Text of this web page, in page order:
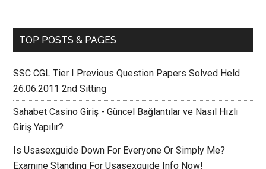
TOP POSTS & PAGES
SSC CGL Tier I Previous Question Papers Solved Held
26.06.2011 2nd Sitting
Sahabet Casino Giriş - Güncel Bağlantılar ve Nasıl Hızlı
Giriş Yapılır?
Is Usasexguide Down For Everyone Or Simply Me?
Examine Standing For Usasexguide Info Now!